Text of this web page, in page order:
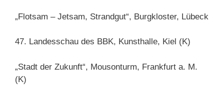
„Flotsam – Jetsam, Strandgut“, Burgkloster, Lübeck
47. Landesschau des BBK, Kunsthalle, Kiel (K)
„Stadt der Zukunft“, Mousonturm, Frankfurt a. M.
(K)